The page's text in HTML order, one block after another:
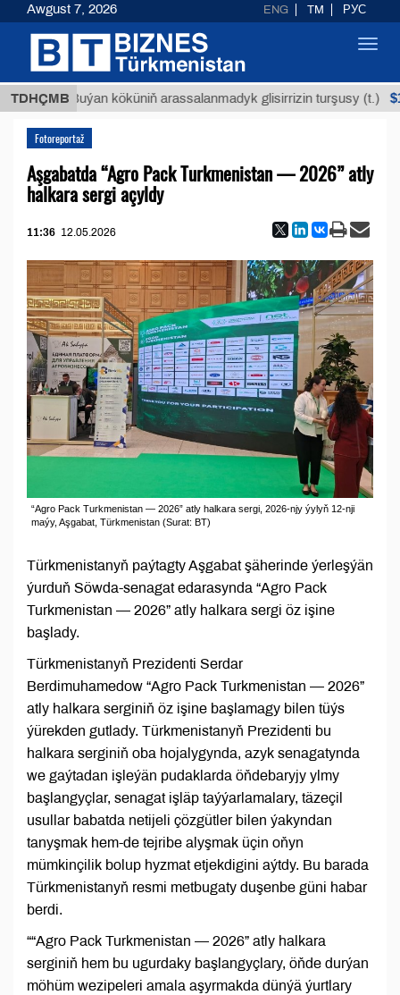
TDHÇMB
Buýan köküniň arassalanmadyk glisirrizin turşusy (t.)
Fotoreportaž
Aşgabatda “Agro Pack Turkmenistan — 2026” atly
halkara sergi açyldy
11:36 12.05.2026
“Agro Pack Turkmenistan — 2026” atly halkara sergi, 2026-njy ýylyň 12-nji
maýy, Aşgabat, Türkmenistan (Surat: BT)
Türkmenistanyň paýtagty Aşgabat şäherinde ýerleşýän
ýurduň Söwda-senagat edarasynda “Agro Pack
Turkmenistan — 2026” atly halkara sergi öz işine
başlady.
Türkmenistanyň Prezidenti Serdar
Berdimuhamedow “Agro Pack Turkmenistan — 2026”
atly halkara serginiň öz işine başlamagy bilen tüýs
ýürekden gutlady. Türkmenistanyň Prezidenti bu
halkara serginiň oba hojalygynda, azyk senagatynda
we gaýtadan işleýän pudaklarda öňdebaryjy ylmy
başlangyçlar, senagat işläp taýýarlamalary, täzeçil
usullar babatda netijeli çözgütler bilen ýakyndan
tanyşmak hem-de tejribe alyşmak üçin oňyn
mümkinçilik bolup hyzmat etjekdigini aýtdy. Bu barada
Türkmenistanyň resmi metbugaty duşenbe güni habar
berdi.
““Agro Pack Turkmenistan — 2026” atly halkara
serginiň hem bu ugurdaky başlangyçlary, öňde durýan
möhüm wezipeleri amala aşyrmakda dünýä ýurtlary
Awgust 7, 2026 ENG TM РУС